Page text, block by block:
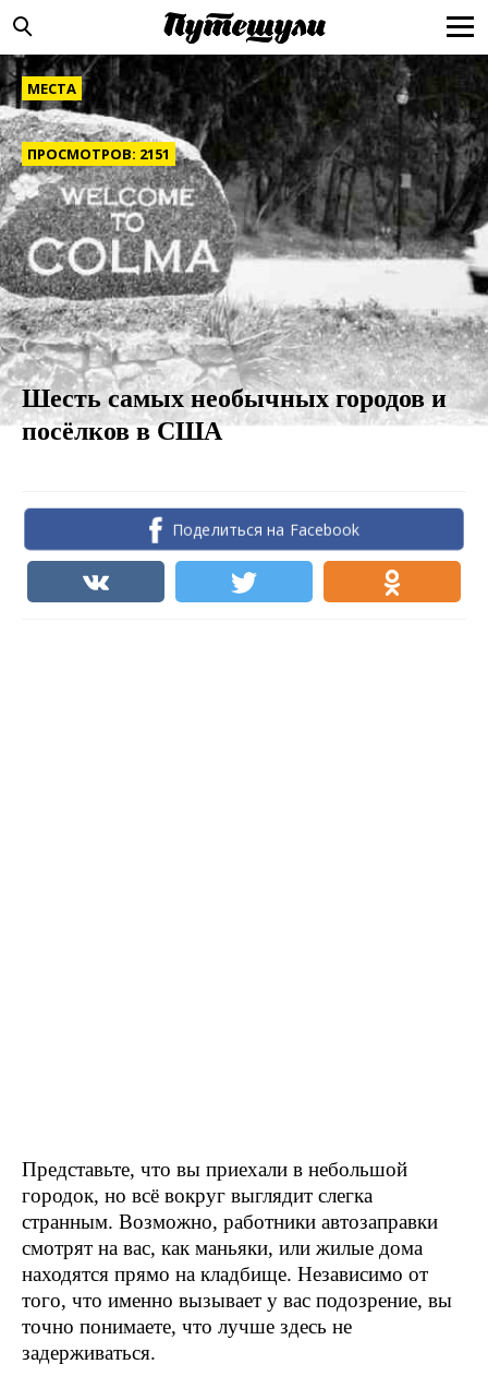
МЕСТА
ПРОСМОТРОВ: 2151
Шесть самых необычных городов и
посёлков в США
Поделиться на Facebook
Представьте, что вы приехали в небольшой
городок, но всё вокруг выглядит слегка
странным. Возможно, работники автозаправки
смотрят на вас, как маньяки, или жилые дома
находятся прямо на кладбище. Независимо от
того, что именно вызывает у вас подозрение, вы
точно понимаете, что лучше здесь не
задерживаться.